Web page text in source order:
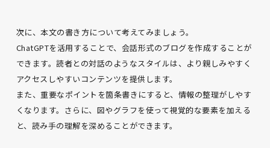
次に、本文の書き方について考えてみましょう。
ChatGPTを活用することで、会話形式のブログを作成することが
できます。読者との対話のようなスタイルは、より親しみやすく
アクセスしやすいコンテンツを提供します。
また、重要なポイントを箇条書きにすると、情報の整理がしやす
くなります。さらに、図やグラフを使って視覚的な要素を加える
と、読み手の理解を深めることができます。